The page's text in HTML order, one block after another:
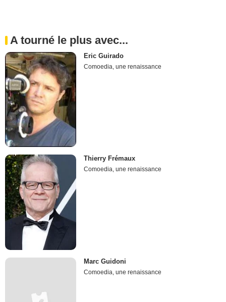
A tourné le plus avec...
Eric Guirado
Comoedia, une renaissance
Thierry Frémaux
Comoedia, une renaissance
Marc Guidoni
Comoedia, une renaissance